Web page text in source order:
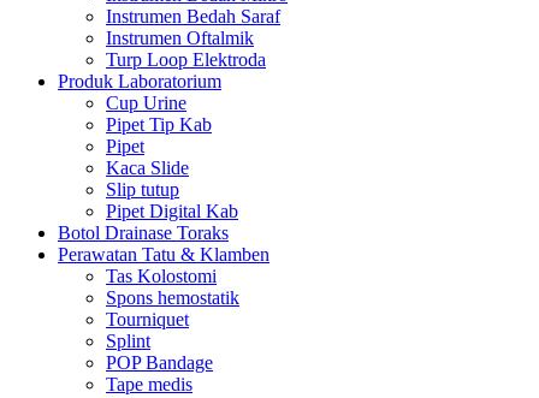
Instrumen Bedah Saraf
Instrumen Oftalmik
Turp Loop Elektroda
Produk Laboratorium
Cup Urine
Pipet Tip Kab
Pipet
Kaca Slide
Slip tutup
Pipet Digital Kab
Botol Drainase Toraks
Perawatan Tatu & Klamben
Tas Kolostomi
Spons hemostatik
Tourniquet
Splint
POP Bandage
Tape medis